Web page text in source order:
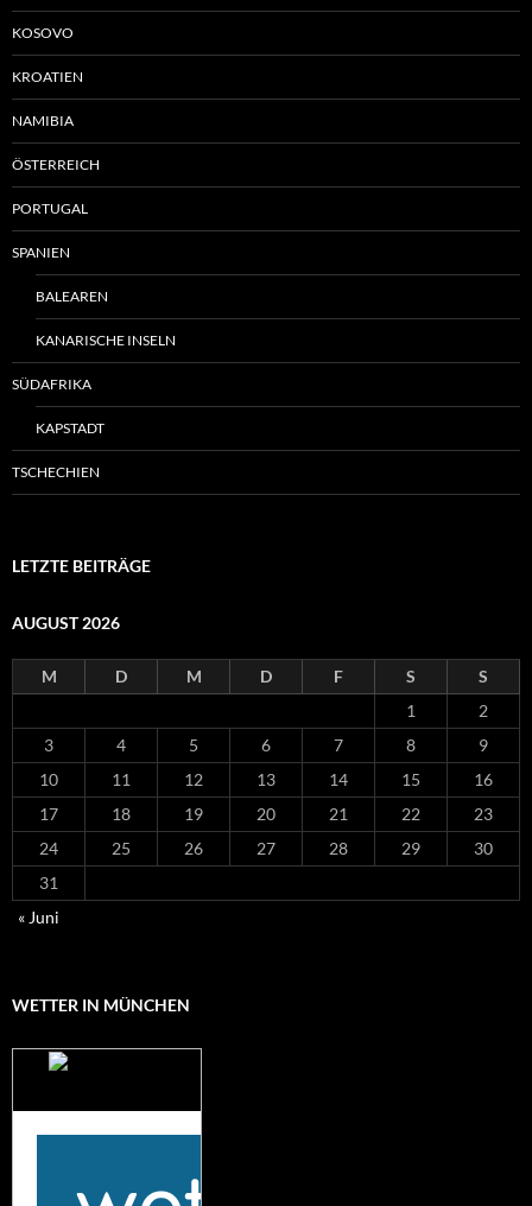
KOSOVO
KROATIEN
NAMIBIA
ÖSTERREICH
PORTUGAL
SPANIEN
BALEAREN
KANARISCHE INSELN
SÜDAFRIKA
KAPSTADT
TSCHECHIEN
LETZTE BEITRÄGE
AUGUST 2026
M D M D F S
S
1
2
3
4 5 6 7 8
9
10
11 12 13 14 15
16
17
18 19 20 21 22
23
24
25 26 27 28 29
30
31
« Juni
WETTER IN MÜNCHEN